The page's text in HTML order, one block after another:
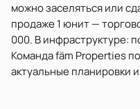
можно заселяться или
продаже 1 юнит —
000. В инфраструктуре:
Команда fäm Properties
актуальные планировки